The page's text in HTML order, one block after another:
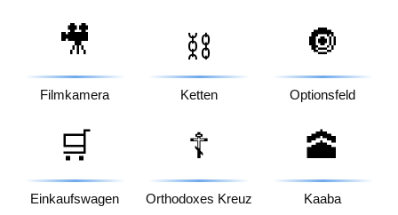
🎥
Filmkamera
⛓️
Ketten
🔘
Optionsfeld
🛒
Einkaufswagen
☦️
Orthodoxes Kreuz
🕋
Kaaba